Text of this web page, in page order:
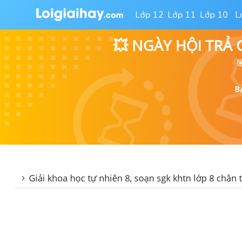
Lớp 12 Lớp 11 Lớp 10
💥 NGÀY HỘI TRẢ
Giải khoa học tự nhiên 8, soạn sgk khtn lớp 8 chân